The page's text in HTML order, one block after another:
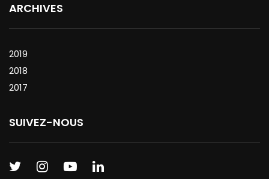
ARCHIVES
2019
2018
2017
SUIVEZ-NOUS